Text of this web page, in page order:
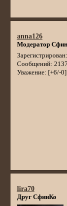
anna126
Модератор
Зарегистрирован
Сообщений: 2137
Уважение: [+6/-0]
lira70
Друг СфинКо